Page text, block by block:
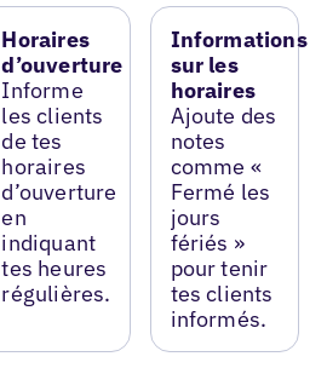
Horaires
d’ouverture
Informe
les clients
de tes
horaires
d’ouverture
en
indiquant
tes heures
régulières.
Informations
sur les
horaires
Ajoute des
notes
comme «
Fermé les
jours
fériés »
pour tenir
tes clients
informés.